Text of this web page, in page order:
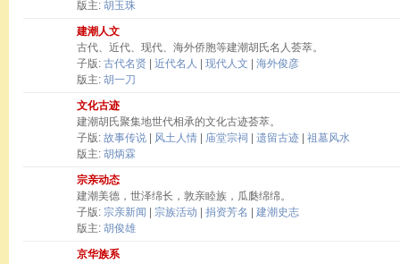
版主: 胡玉珠
建潮人文
古代、近代、现代、海外侨胞等建潮胡氏名人荟萃。
子版: 古代名贤 近代名人 现代人文
海外俊彦
版主: 胡一刀
文化古迹
建潮胡氏聚集地世代相承的文化古迹荟萃。
子版: 故事传说 风土人情 庙堂宗祠 遗留古迹
祖墓风水
版主: 胡炳霖
宗亲动态
建潮美德，世泽绵长，敦亲睦族，瓜瓞绵绵。
子版: 宗亲新闻 宗族活动 捐资芳名
建潮史志
版主: 胡俊雄
京华族系